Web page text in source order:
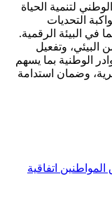
لتنمية الحياة
التحديات
في البيئة الرقمية.
البيئي، وتفعيل
الوطنية بما يسهم
وضمان استدامة
المواطنين اتفاقية